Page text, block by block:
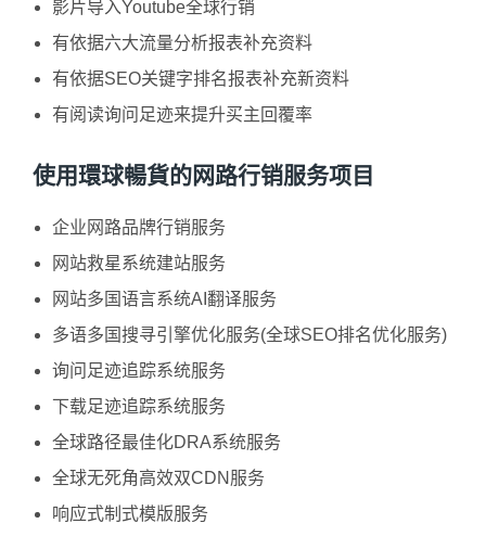
影片导入Youtube全球行销
有依据六大流量分析报表补充资料
有依据SEO关键字排名报表补充新资料
有阅读询问足迹来提升买主回覆率
使用環球暢貨的网路行销服务项目
企业网路品牌行销服务
网站救星系统建站服务
网站多国语言系统AI翻译服务
多语多国搜寻引擎优化服务(全球SEO排名优化服务)
询问足迹追踪系统服务
下载足迹追踪系统服务
全球路径最佳化DRA系统服务
全球无死角高效双CDN服务
响应式制式模版服务